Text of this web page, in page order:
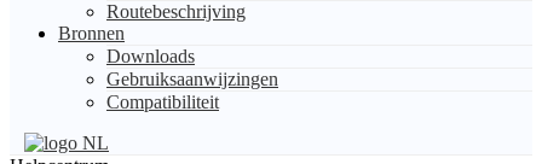
Routebeschrijving
Bronnen
Downloads
Gebruiksaanwijzingen
Compatibiliteit
NL